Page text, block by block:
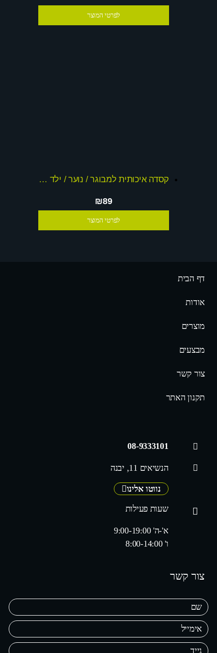
לפרטי המוצר
קסדה איכותית למבוגר / נוער / ילד +מתנות
₪89
לפרטי המוצר
דף הבית
אודות
מוצרים
מבצעים
צור קשר
תקנון האתר
08-9333101
הנשיאים 11, יבנה
נווטו אלינו
שעות פעילות
א'-ה' 9:00-19:00
ו' 8:00-14:00
צור קשר